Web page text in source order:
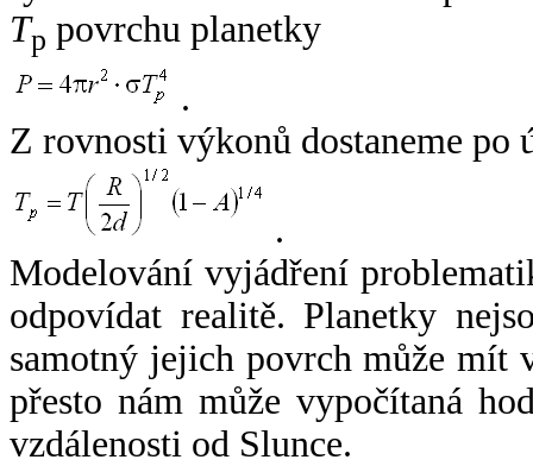
Tp povrchu planetky
.
Z rovnosti výkonů dostaneme po
.
Modelování vyjádření
odpovídat realitě. Planetky
samotný jejich povrch může mít
přesto nám může vypočítaná
vzdálenosti od Slunce.